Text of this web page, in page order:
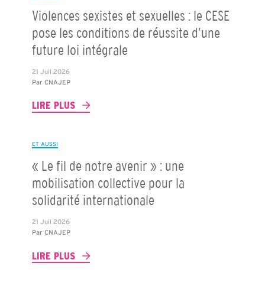
Violences sexistes et sexuelles : le CESE
pose les conditions de réussite d’une
future loi intégrale
21 Juil 2026
Par CNAJEP
LIRE PLUS
ET AUSSI
« Le fil de notre avenir » : une
mobilisation collective pour la
solidarité internationale
21 Juil 2026
Par CNAJEP
LIRE PLUS